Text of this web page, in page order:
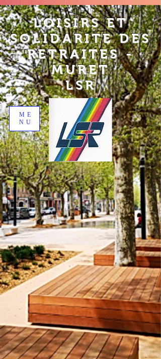
LOISIRS ET
SOLIDARITE DES
RETRAITES -
MURET
LSR
ME
NU